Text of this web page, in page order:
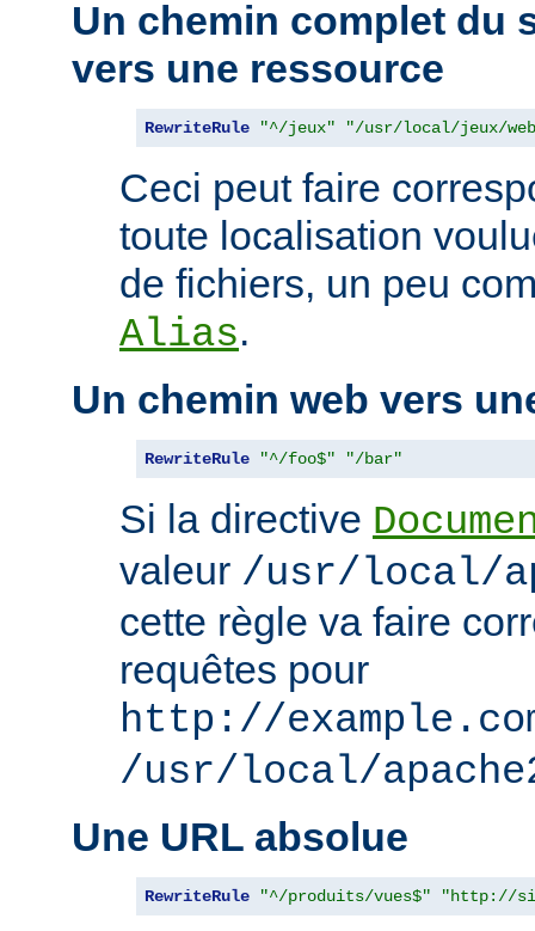
Un chemin complet du
vers une ressource
RewriteRule "^/jeux" "/usr/local/jeux/
Ceci peut faire
toute localisation
de fichiers, un peu
Alias.
Un chemin web vers
RewriteRule "^/foo$" "/bar"
Si la directive
valeur /usr/local/
cette règle va faire
requêtes pour
http://
/usr/local/
Une URL absolue
RewriteRule "^/produits/vues$" "http://